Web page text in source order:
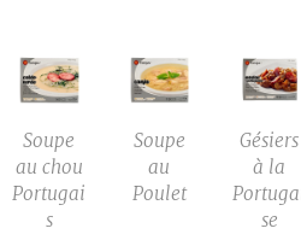
Soupe
au chou
Portugai
s
Soupe
au
Poulet
Gésiers
à la
se